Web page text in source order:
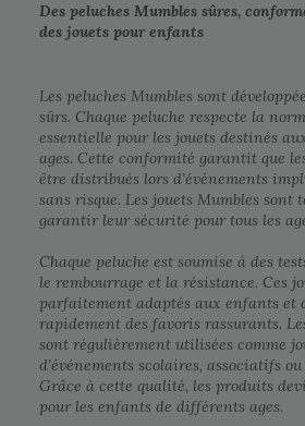
Des peluches Mumbles sûres,
des jouets pour enfants
Les peluches Mumbles sont
sûrs. Chaque peluche respecte la
essentielle pour les jouets destinés
ages. Cette conformité garantit que
être distribués lors d’événements
sans risque. Les jouets Mumbles sont
garantir leur sécurité pour tous les
Chaque peluche est soumise à des
le rembourrage et la résistance. Ces
parfaitement adaptés aux enfants et
rapidement des favoris rassurants.
sont régulièrement utilisées comme
d’événements scolaires, associatifs
Grâce à cette qualité, les produits
pour les enfants de différents ages.